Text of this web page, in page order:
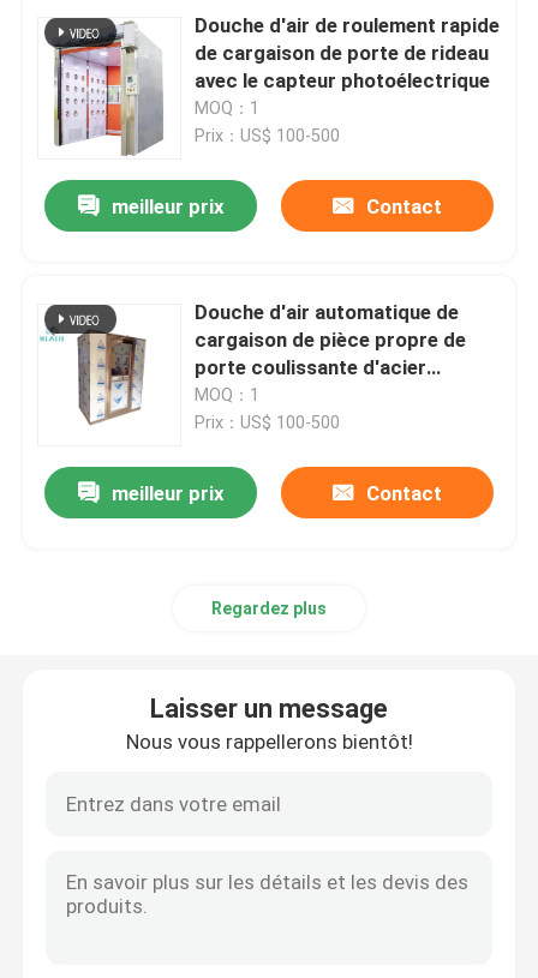
Maison
Des produits
Douche d'air de roulement rapide
de cargaison de porte de rideau
avec le capteur photoélectrique
MOQ：1
Prix：US$ 100-500
meilleur prix Contact
Douche d'air automatique de
cargaison de pièce propre de
porte coulissante d'acier
inoxydable 110-380V
MOQ：1
Prix：US$ 100-500
meilleur prix Contact
Regardez plus
Laisser un message
Nous vous rappellerons bientôt!